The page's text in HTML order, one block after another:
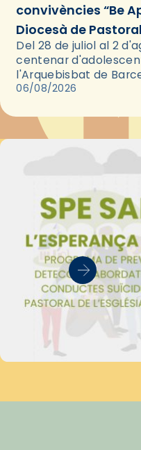
convivències “Be
Diocesà de
Del 28 de juliol al 2
centenar
l'Arquebisbat de
les convivències Be
06/08/2026